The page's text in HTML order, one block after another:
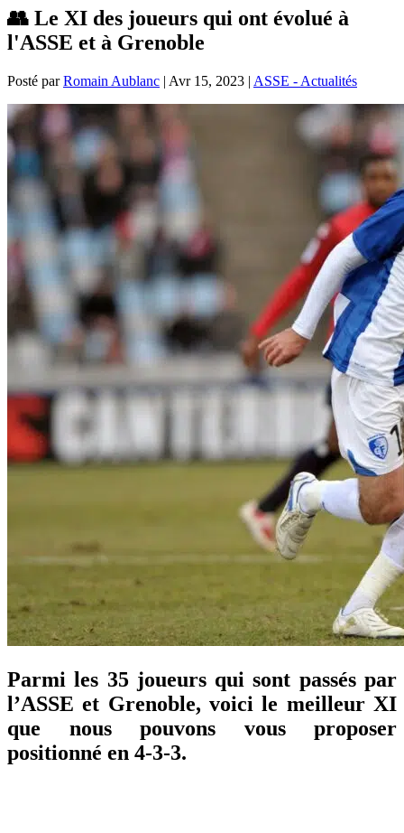
👥 Le XI des joueurs qui ont évolué à
l'ASSE et à Grenoble
Posté parRomain Aublanc | Avr 15, 2023 | ASSE - Actualités
Parmi les 35 joueurs qui sont passés par
l’ASSE et Grenoble, voici le meilleur XI
que nous pouvons vous proposer
positionné en 4-3-3.